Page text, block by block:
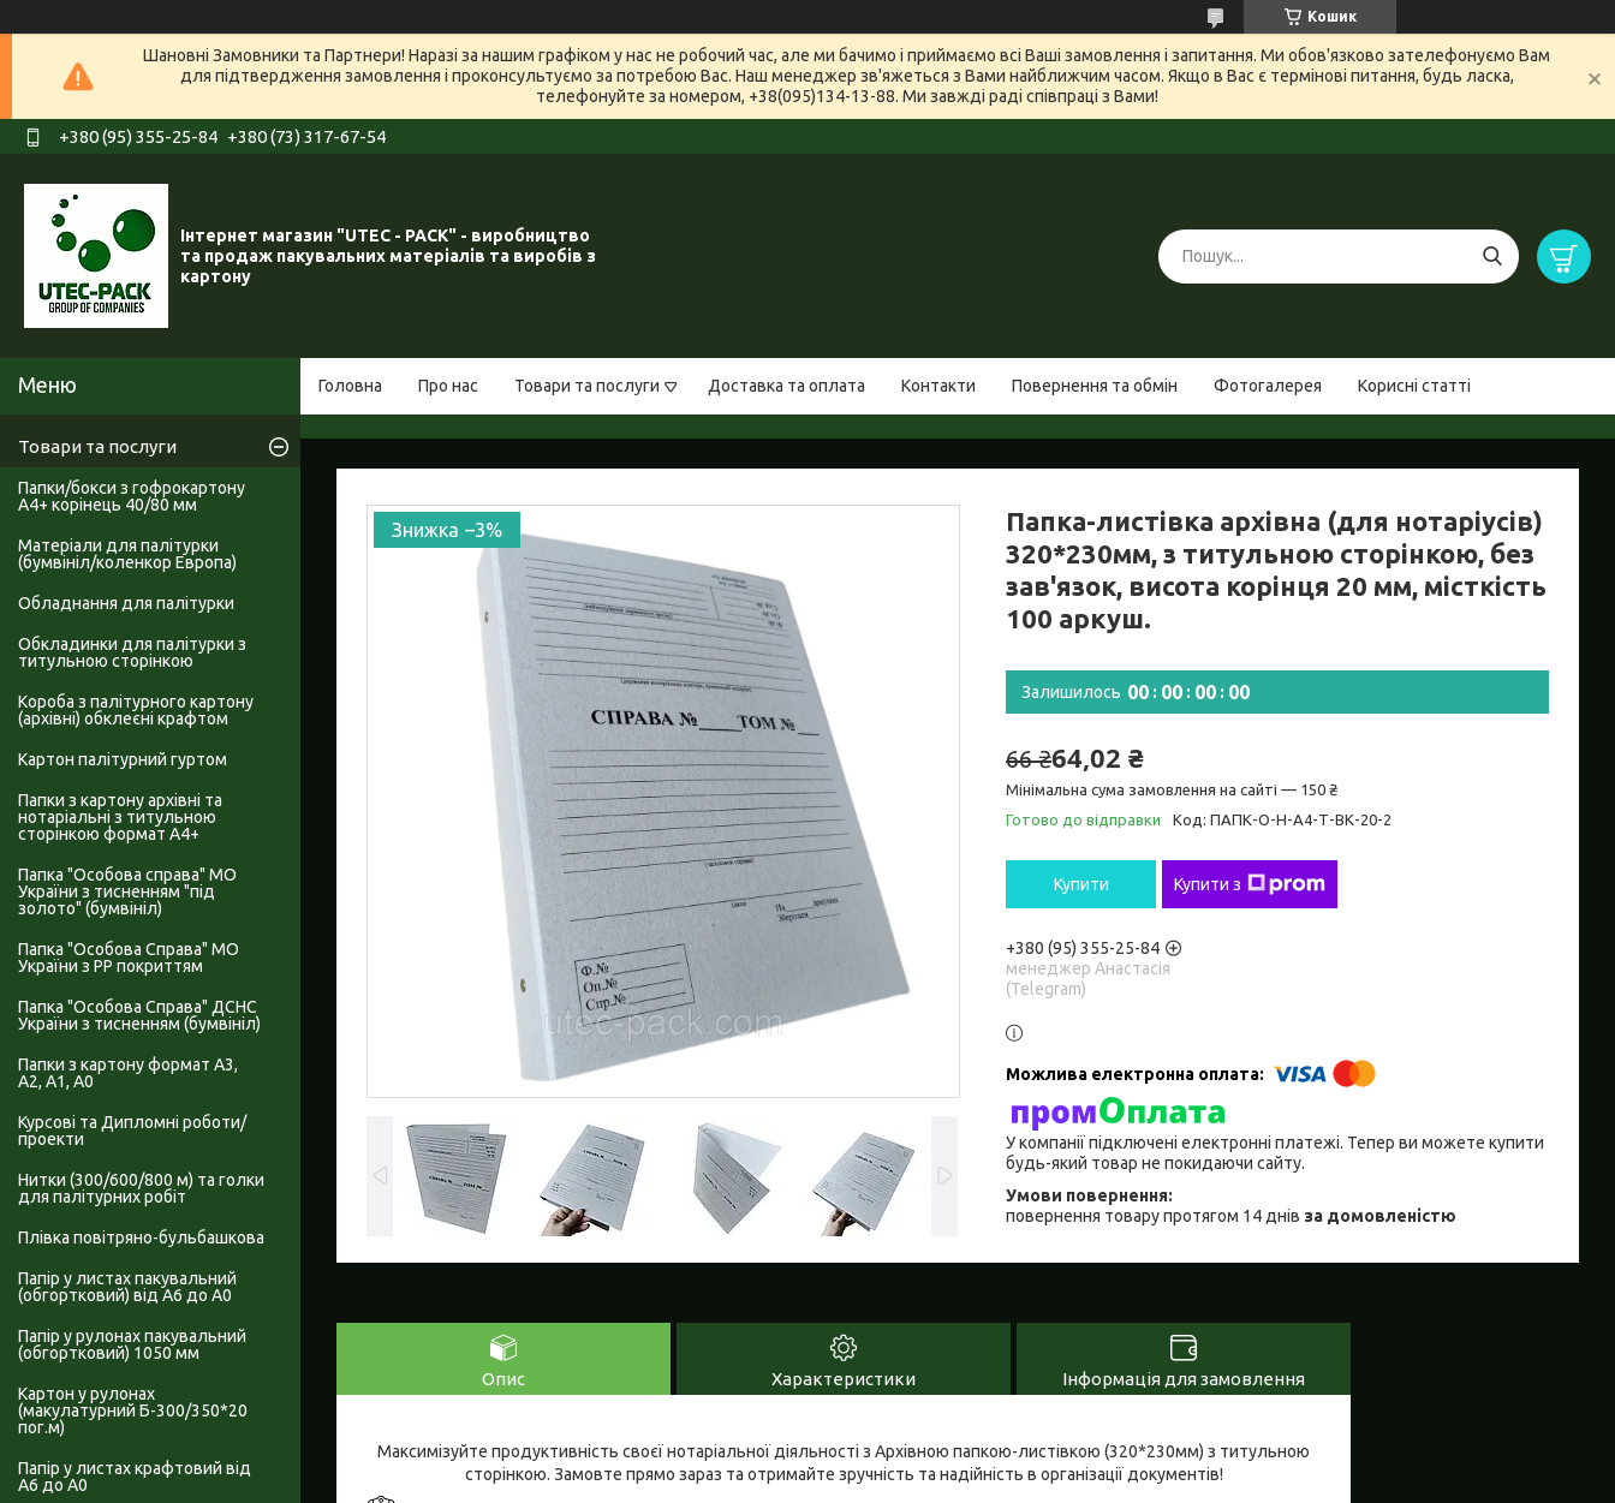
Кошик
Шановні Замовники та Партнери! Наразі за нашим графіком у нас не робочий час, але ми бачимо і приймаємо всі Ваші замовлення і запитання. Ми обов'язково зателефонуємо Вам
для підтвердження замовлення і проконсультуємо за потребою Вас. Наш менеджер зв'яжеться з Вами найближчим часом. Якщо в Вас є термінові питання, будь ласка,
телефонуйте за номером, +38(095)134-13-88. Ми завжді раді співпраці з Вами!
+380 (95) 355-25-84 +380 (73) 317-67-54
Інтернет магазин "UTEC - PACK" - виробництво
та продаж пакувальних матеріалів та виробів з
картону
Головна Про нас Товари та послуги Доставка та оплата Контакти Повернення та обмін Фотогалерея Корисні статті
–3%
Папка-листівка архівна (для нотаріусів)
320*230мм, з титульною сторінкою, без
зав'язок, висота корінця 20 мм, місткість
100 аркуш.
Залишилось 00 00 00 00
66 ₴64,02 ₴
Мінімальна сума замовлення на сайті — 150 ₴
Готово до відправки
Код: ПАПК-О-Н-А4-Т-ВК-20-2
Купити Купити з
+380 (95) 355-25-84
менеджер Анастасія
(Telegram)
У компанії підключені електронні платежі. Тепер ви можете купити
будь-який товар не покидаючи сайту.
повернення товару протягом 14 днів за домовленістю
Опис Характеристики Інформація для замовлення
Максимізуйте продуктивність своєї нотаріальної діяльності з Архівною папкою-листівкою (320*230мм) з титульною
сторінкою. Замовте прямо зараз та отримайте зручність та надійність в організації документів!
Товари та послуги
Папки/бокси з гофрокартону
А4+ корінець 40/80 мм
Матеріали для палітурки
(бумвініл/коленкор Европа)
Обладнання для палітурки
Обкладинки для палітурки з
титульною сторінкою
Короба з палітурного картону
(архівні) обклеєні крафтом
Картон палітурний гуртом
Папки з картону архівні та
нотаріальні з титульною
сторінкою формат А4+
Папка "Особова справа" МО
України з тисненням "під
золото" (бумвініл)
Папка "Особова Справа" МО
України з PP покриттям
Папка "Особова Справа" ДСНС
України з тисненням (бумвініл)
Папки з картону формат А3,
А2, А1, А0
Курсові та Дипломні роботи/
проекти
Нитки (300/600/800 м) та голки
для палітурних робіт
Плівка повітряно-бульбашкова
Папір у листах пакувальний
(обгортковий) від А6 до А0
Папір у рулонах пакувальний
(обгортковий) 1050 мм
Картон у рулонах
(макулатурний Б-300/350*20
пог.м)
Папір у листах крафтовий від
А6 до А0